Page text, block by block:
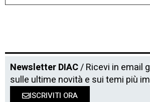
Newsletter DIAC/ Ricevi in email
sulle ultime novità e sui temi più
ISCRIVITI ORA